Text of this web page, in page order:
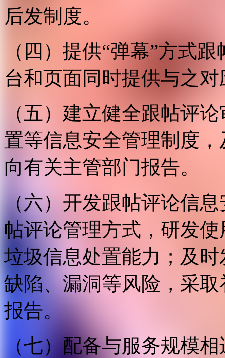
后发制度。
（四）提供“弹幕”方式
台和页面同时提供与之
（五）建立健全跟帖评
置等信息安全管理制度
向有关主管部门报告。
（六）开发跟帖评论信
帖评论管理方式，研发
垃圾信息处置能力；及
缺陷、漏洞等风险，采
报告。
（七）配备与服务规模